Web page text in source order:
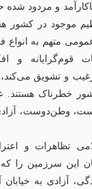
و مردود
موجود در کشور
متهم به انواع
قوم‌گرایانه و
و تشویق
خطرناک هستند.
وطن‌دوست،
تظاهرات و
این سرزمین را
آزادی به خیابان